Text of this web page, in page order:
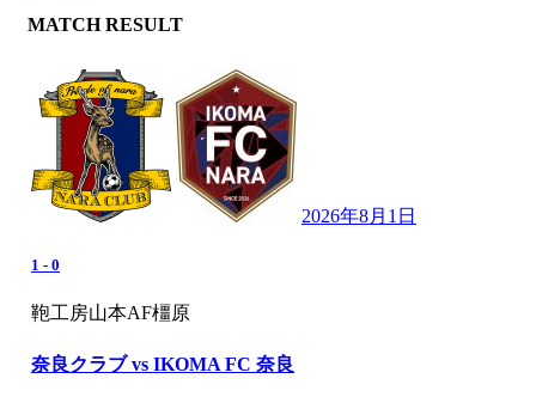
MATCH RESULT
2026年8月1日
1 - 0
鞄工房山本AF橿原
奈良クラブ vs IKOMA FC 奈良